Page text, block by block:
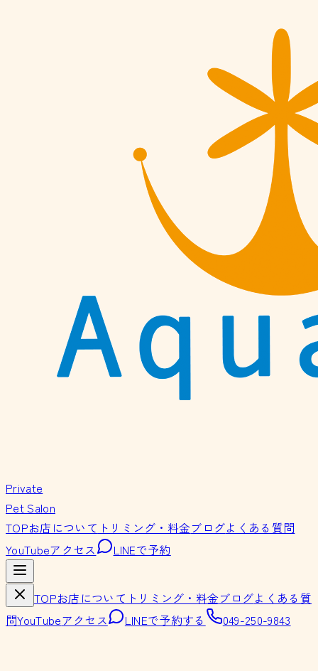
Private
Pet Salon
TOPお店について トリミング・料金ブログよくある質問
YouTubeアクセス LINEで予約
TOPお店について トリミング・料金ブログよくある質
問YouTubeアクセス LINEで予約する 049-250-9843